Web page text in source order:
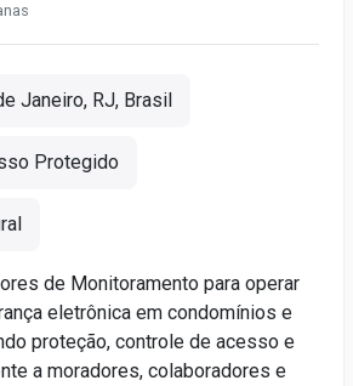
Janeiro, RJ, Brasil
Protegido
de Monitoramento para operar
eletrônica em condomínios e
proteção, controle de acesso e
a moradores, colaboradores e